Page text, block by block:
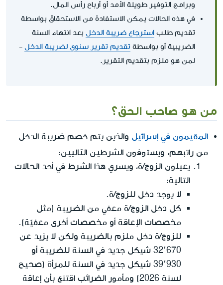
وبرامج التوفير طويلة الأمد أو أرباح رأس المال.
في هذه الحالات يمكن الاستفادة من الاستحقاق بواسطة
تقديم طلب استرجاع ضريبة الدخل بعد انتهاء السنة
الضريبية أو بواسطة تقديم تقرير سنوي لضريبة الدخل -
لمن هو ملزم بتقديم التقرير.
من هو صاحب الحق؟
المقيمون في إسرائيل والذين يتم خصم ضريبة الدخل
من راتبهم، ويستوفون الشرطين التاليين :
يعيلون الزوج/ة، ويسري هذا الشرط في أحد الحالات
التالية:
لا يوجد دخل للزوج/ة.
كل دخل الزوج/ة معفي من الضريبة (مثل
مخصصات الإعاقة أو مخصصات أخرى معفيّة).
للزوج/ة دخل ملزم بالضريبة ولكن لا يزيد عن
32٬670 شيكل جديد في السنة للضريبة أو
39٬930 شيكل جديد في السنة للمرأة (صحيح
لسنة 2026) ومأمور الضرائب اقتنع بأن إعاقة